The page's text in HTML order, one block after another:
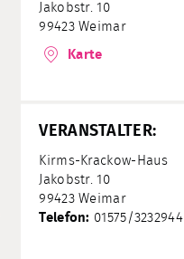
Jakobstr. 10
99423 Weimar
Karte
VERANSTALTER:
Kirms-Krackow-Haus
Jakobstr. 10
99423 Weimar
Telefon: 01575/3232944